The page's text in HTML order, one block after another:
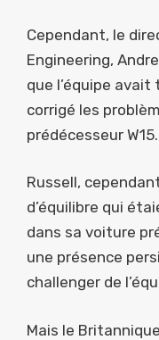
Cependant, le
Engineering,
que l’équipe avait
corrigé les
prédécesseur W15.
Russell,
d’équilibre qui
dans sa voiture
une présence
challenger de
Mais le